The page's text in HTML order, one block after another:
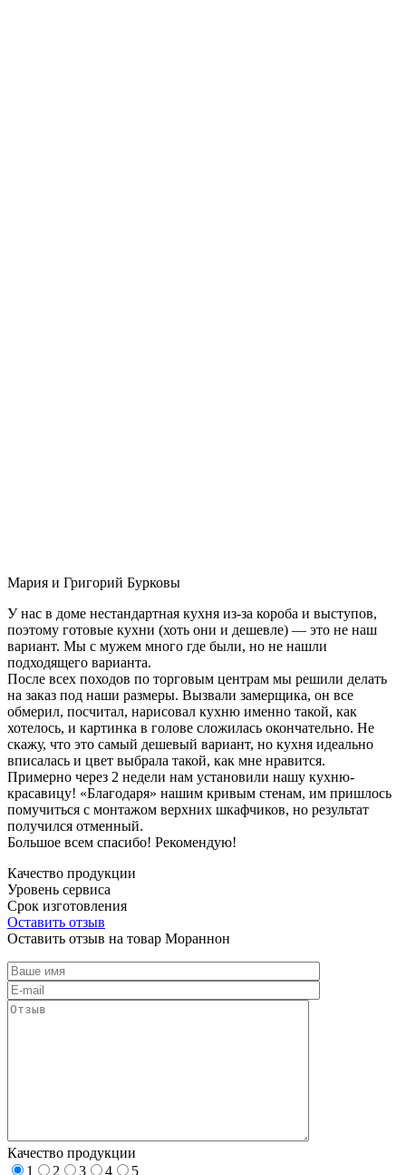
Мария и Григорий Бурковы
У нас в доме нестандартная кухня из-за короба и выступов,
поэтому готовые кухни (хоть они и дешевле) — это не наш
вариант. Мы с мужем много где были, но не нашли
подходящего варианта.
После всех походов по торговым центрам мы решили делать
на заказ под наши размеры. Вызвали замерщика, он все
обмерил, посчитал, нарисовал кухню именно такой, как
хотелось, и картинка в голове сложилась окончательно. Не
скажу, что это самый дешевый вариант, но кухня идеально
вписалась и цвет выбрала такой, как мне нравится.
Примерно через 2 недели нам установили нашу кухню-
красавицу! «Благодаря» нашим кривым стенам, им пришлось
помучиться с монтажом верхних шкафчиков, но результат
получился отменный.
Большое всем спасибо! Рекомендую!
Качество продукции
Уровень сервиса
Срок изготовления
Оставить отзыв
Оставить отзыв на товар Мораннон
Качество продукции
1
2 3 4
5